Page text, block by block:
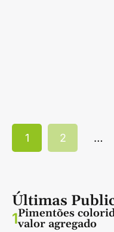
1 2 …
Últimas
1Pimentões
valor agregado